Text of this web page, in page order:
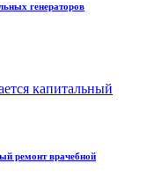
генераторов
ремонт врачебной